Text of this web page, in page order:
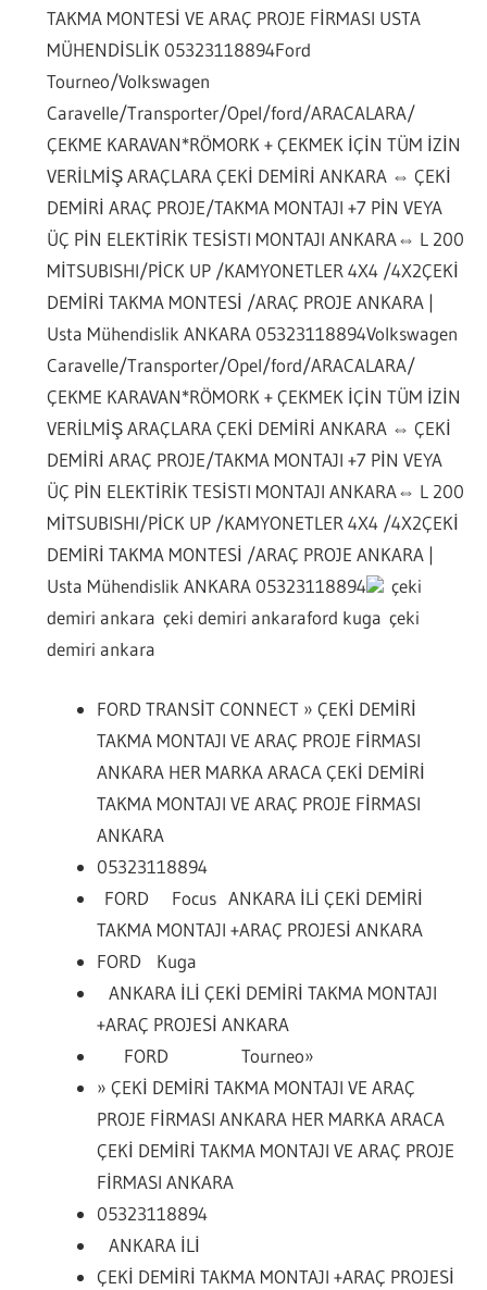
TAKMA MONTESİ VE ARAÇ PROJE FİRMASI USTA
MÜHENDİSLİK 05323118894Ford
Tourneo/Volkswagen
Caravelle/Transporter/Opel/ford/ARACALARA/
ÇEKME KARAVAN*RÖMORK + ÇEKMEK İÇİN TÜM İZİN
VERİLMİŞ ARAÇLARA ÇEKİ DEMİRİ ANKARA ⇔ ÇEKİ
DEMİRİ ARAÇ PROJE/TAKMA MONTAJI +7 PİN VEYA
ÜÇ PİN ELEKTİRİK TESİSTI MONTAJI ANKARA⇔ L 200
MİTSUBISHI/PİCK UP /KAMYONETLER 4X4 /4X2ÇEKİ
DEMİRİ TAKMA MONTESİ /ARAÇ PROJE ANKARA |
Usta Mühendislik ANKARA 05323118894Volkswagen
Caravelle/Transporter/Opel/ford/ARACALARA/
ÇEKME KARAVAN*RÖMORK + ÇEKMEK İÇİN TÜM İZİN
VERİLMİŞ ARAÇLARA ÇEKİ DEMİRİ ANKARA ⇔ ÇEKİ
DEMİRİ ARAÇ PROJE/TAKMA MONTAJI +7 PİN VEYA
ÜÇ PİN ELEKTİRİK TESİSTI MONTAJI ANKARA⇔ L 200
MİTSUBISHI/PİCK UP /KAMYONETLER 4X4 /4X2ÇEKİ
DEMİRİ TAKMA MONTESİ /ARAÇ PROJE ANKARA |
Usta Mühendislik ANKARA 05323118894
çeki
demiri ankara çeki demiri ankaraford kuga çeki
demiri ankara
FORD TRANSİT CONNECT » ÇEKİ DEMİRİ
TAKMA MONTAJI VE ARAÇ PROJE FİRMASI
ANKARA HER MARKA ARACA ÇEKİ DEMİRİ
TAKMA MONTAJI VE ARAÇ PROJE FİRMASI
ANKARA
05323118894
FORD Focus ANKARA İLİ ÇEKİ DEMİRİ
TAKMA MONTAJI +ARAÇ PROJESİ ANKARA
FORD Kuga
ANKARA İLİ ÇEKİ DEMİRİ TAKMA MONTAJI
+ARAÇ PROJESİ ANKARA
FORD Tourneo»
» ÇEKİ DEMİRİ TAKMA MONTAJI VE ARAÇ
PROJE FİRMASI ANKARA HER MARKA ARACA
ÇEKİ DEMİRİ TAKMA MONTAJI VE ARAÇ PROJE
FİRMASI ANKARA
05323118894
ANKARA İLİ
ÇEKİ DEMİRİ TAKMA MONTAJI +ARAÇ PROJESİ